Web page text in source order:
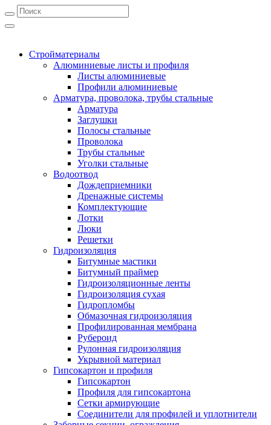
Стройматериалы
Алюминиевые листы и профиля
Листы алюминиевые
Профили алюминиевые
Арматура, проволока, трубы стальные
Арматура
Заглушки
Полосы стальные
Проволока
Трубы стальные
Уголки стальные
Водоотвод
Дождеприемники
Дренажные системы
Комплектующие
Лотки
Люки
Решетки
Гидроизоляция
Битумные мастики
Битумный праймер
Гидроизоляционные ленты
Гидроизоляция сухая
Гидропломбы
Обмазочная гидроизоляция
Профилированная мембрана
Рубероид
Рулонная гидроизоляция
Укрывной материал
Гипсокартон и профиля
Гипсокартон
Профиля для гипсокартона
Сетки армирующие
Соединители для профилей и уплотнители